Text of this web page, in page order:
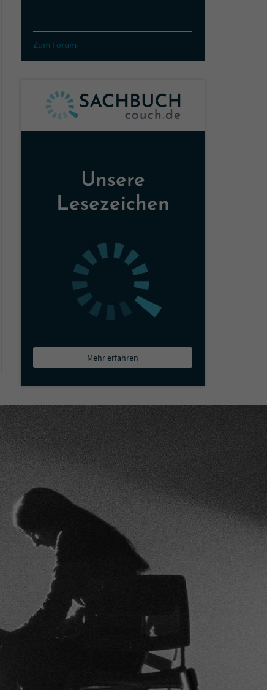
Zum Forum
Unsere
Lesezeichen
Mehr erfahren